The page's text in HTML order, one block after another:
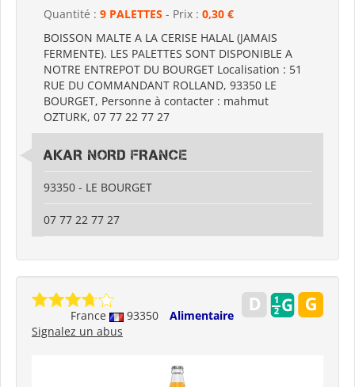
Quantité : 9 PALETTES - Prix : 0,30 €
BOISSON MALTE A LA CERISE HALAL (JAMAIS
FERMENTE). LES PALETTES SONT DISPONIBLE A
NOTRE ENTREPOT DU BOURGET Localisation : 51
RUE DU COMMANDANT ROLLAND, 93350 LE
BOURGET, Personne à contacter : mahmut
OZTURK, 07 77 22 77 27
AKAR NORD FRANCE
93350 - LE BOURGET
07 77 22 77 27
France 93350
Alimentaire
Signalez un abus